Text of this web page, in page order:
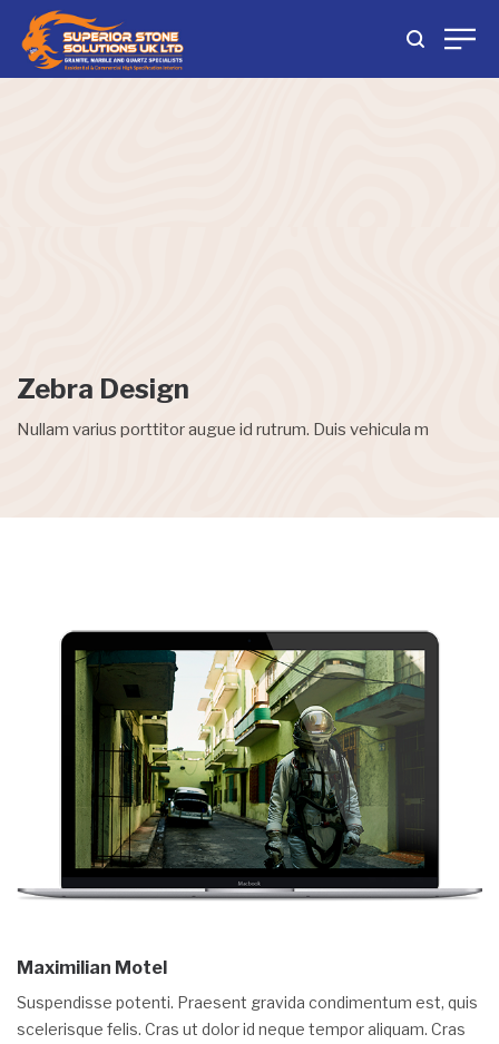
Zebra Design
Nullam varius porttitor augue id rutrum. Duis vehicula m
Maximilian Motel
Suspendisse potenti. Praesent gravida condimentum est, quis
scelerisque felis. Cras ut dolor id neque tempor aliquam. Cras